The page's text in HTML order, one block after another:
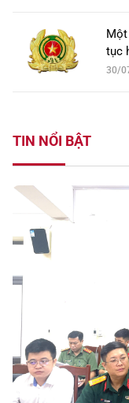
tục
30/
TIN NỔI BẬT